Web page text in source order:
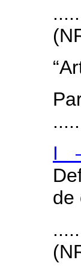
I
de